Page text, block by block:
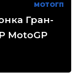
МОТОГП
Гран-
MotoGP